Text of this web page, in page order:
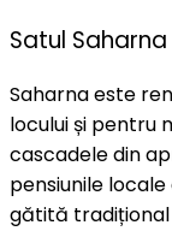
Satul Saharna
Saharna este
locului și pentru
cascadele din
pensiunile
gătită tradițional